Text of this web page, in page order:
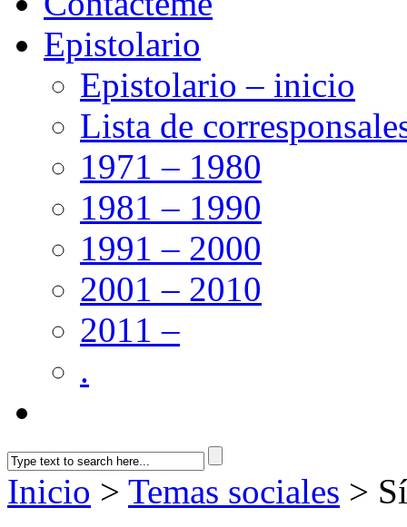
Epistolario
Epistolario – inicio
Lista de
1971 – 1980
1981 – 1990
1991 – 2000
2001 – 2010
2011 –
.
Inicio > Temas sociales >